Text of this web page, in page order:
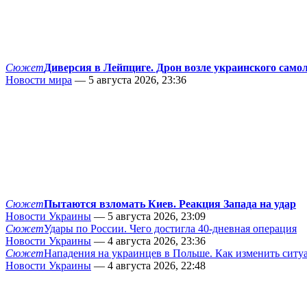
СюжетДиверсия в Лейпциге. Дрон возле украинского
Новости мира — 5 августа 2026, 23:36
СюжетПытаются взломать Киев. Реакция Запада на удар
Новости Украины — 5 августа 2026, 23:09
СюжетУдары по России. Чего достигла 40-дневная операция
Новости Украины — 4 августа 2026, 23:36
СюжетНападения на украинцев в Польше. Как изменить
Новости Украины — 4 августа 2026, 22:48